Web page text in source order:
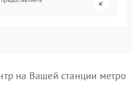
на Вашей станции метро